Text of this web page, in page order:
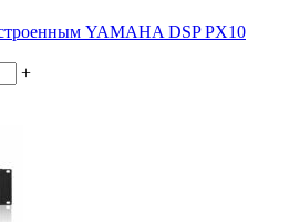
YAMAHA DSP PX10
+